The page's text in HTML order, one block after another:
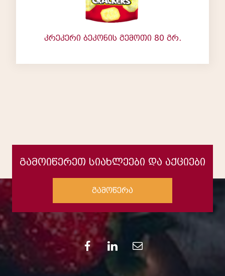
კრეკერი ბეკონის გემოთი 80 გრ.
გამოიწერეთ სიახლეები და აქციები
გამოწერა